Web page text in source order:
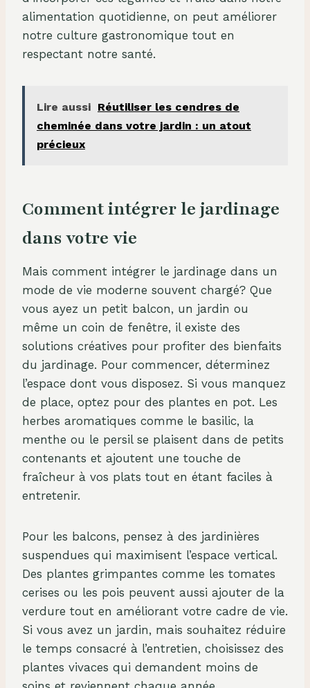
alimentation quotidienne, on peut améliorer
notre culture gastronomique tout en
respectant notre santé.
Lire aussi Réutiliser les cendres de
cheminée dans votre jardin : un atout
précieux
Comment intégrer le jardinage
dans votre vie
Mais comment intégrer le jardinage dans un
mode de vie moderne souvent chargé? Que
vous ayez un petit balcon, un jardin ou
même un coin de fenêtre, il existe des
solutions créatives pour profiter des bienfaits
du jardinage. Pour commencer, déterminez
l’espace dont vous disposez. Si vous manquez
de place, optez pour des plantes en pot. Les
herbes aromatiques comme le basilic, la
menthe ou le persil se plaisent dans de petits
contenants et ajoutent une touche de
fraîcheur à vos plats tout en étant faciles à
entretenir.
Pour les balcons, pensez à des jardinières
suspendues qui maximisent l’espace vertical.
Des plantes grimpantes comme les tomates
cerises ou les pois peuvent aussi ajouter de la
verdure tout en améliorant votre cadre de vie.
Si vous avez un jardin, mais souhaitez réduire
le temps consacré à l’entretien, choisissez des
plantes vivaces qui demandent moins de